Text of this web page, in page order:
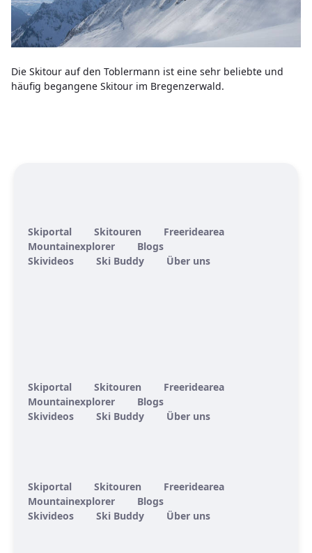
Die Skitour auf den Toblermann ist eine sehr beliebte und
häufig begangene Skitour im Bregenzerwald.
Skiportal Skitouren
Freeridearea
Mountainexplorer
Blogs
Skivideos
Ski Buddy Über uns
Skiportal Skitouren
Freeridearea
Mountainexplorer
Blogs
Skivideos
Ski Buddy Über uns
Skiportal Skitouren
Freeridearea
Mountainexplorer
Blogs
Skivideos
Ski Buddy Über uns